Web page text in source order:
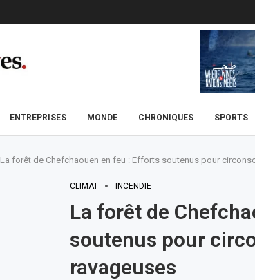
ENTREPRISES MONDE CHRONIQUES SPORTS
La forêt de Chefchaouen en feu : Efforts soutenus pour
CLIMAT INCENDIE
La forêt de
soutenus pour
ravageuses